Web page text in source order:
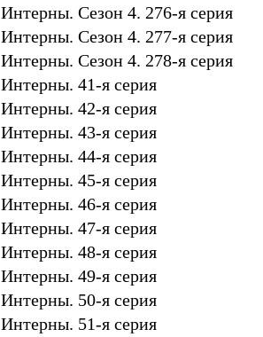
Интерны. Сезон 4. 276-я серия
Интерны. Сезон 4. 277-я серия
Интерны. Сезон 4. 278-я серия
Интерны. 41-я серия
Интерны. 42-я серия
Интерны. 43-я серия
Интерны. 44-я серия
Интерны. 45-я серия
Интерны. 46-я серия
Интерны. 47-я серия
Интерны. 48-я серия
Интерны. 49-я серия
Интерны. 50-я серия
Интерны. 51-я серия